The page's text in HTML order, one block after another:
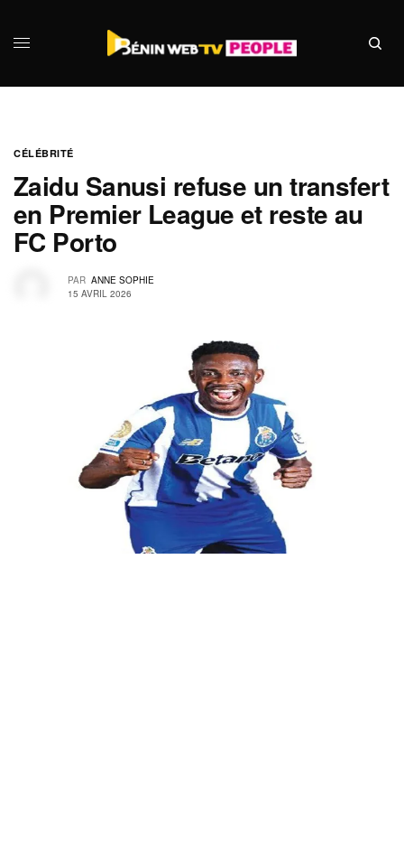
CÉLÉBRITÉ
Zaidu Sanusi refuse un transfert
en Premier League et reste au
FC Porto
PAR ANNE SOPHIE
15 AVRIL 2026